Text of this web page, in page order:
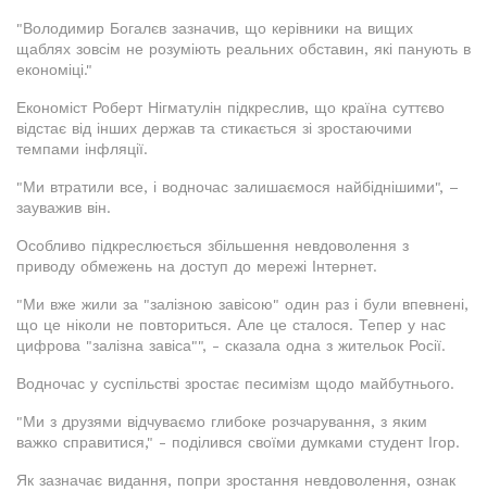
"Володимир Богалєв зазначив, що керівники на вищих
щаблях зовсім не розуміють реальних обставин, які панують в
економіці."
Економіст Роберт Нігматулін підкреслив, що країна суттєво
відстає від інших держав та стикається зі зростаючими
темпами інфляції.
"Ми втратили все, і водночас залишаємося найбіднішими", –
зауважив він.
Особливо підкреслюється збільшення невдоволення з
приводу обмежень на доступ до мережі Інтернет.
"Ми вже жили за "залізною завісою" один раз і були впевнені,
що це ніколи не повториться. Але це сталося. Тепер у нас
цифрова "залізна завіса"", - сказала одна з жительок Росії.
Водночас у суспільстві зростає песимізм щодо майбутнього.
"Ми з друзями відчуваємо глибоке розчарування, з яким
важко справитися," - поділився своїми думками студент Ігор.
Як зазначає видання, попри зростання невдоволення, ознак